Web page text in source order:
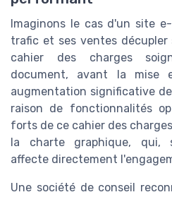
Imaginons le cas d'un site
trafic et ses ventes
cahier des charges
document, avant la mise
augmentation significative
raison de fonctionnalités
forts de ce cahier des
la charte graphique, qui,
affecte directement
Une société de conseil